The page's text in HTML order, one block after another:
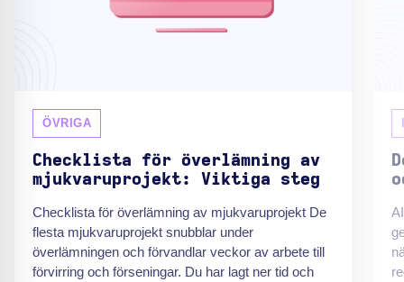
ÖVRIGA
Checklista för överlämning av
mjukvaruprojekt: Viktiga steg
Checklista för överlämning av mjukvaruprojekt De
flesta mjukvaruprojekt snubblar under
överlämningen och förvandlar veckor av arbete till
förvirring och förseningar. Du har lagt ner tid och